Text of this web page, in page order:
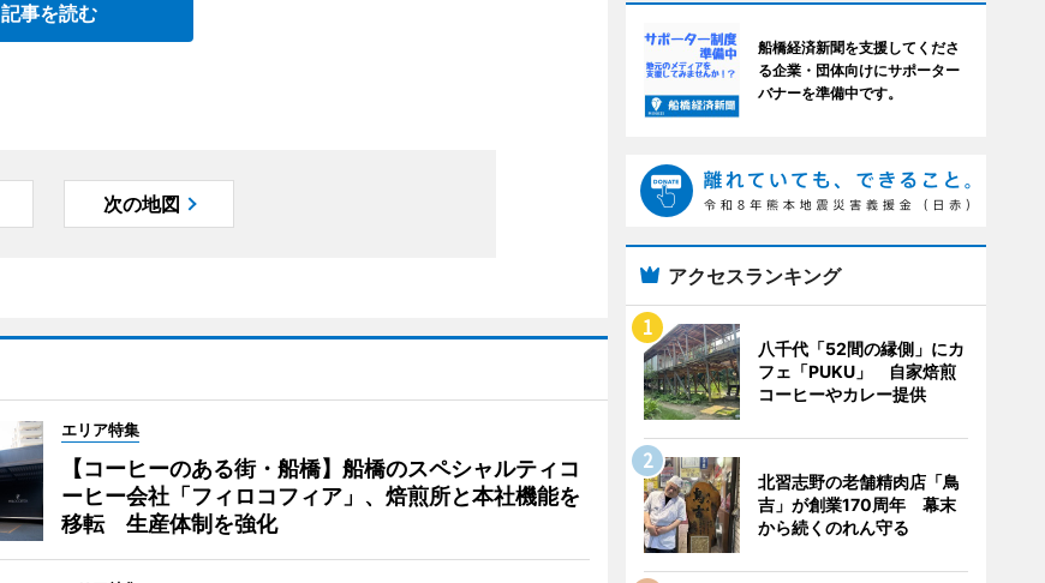
記事を読む
次の地図
エリア特集
【コーヒーのある街・船橋】船橋のスペシャルティコ
ーヒー会社「フィロコフィア」、焙煎所と本社機能を
移転 生産体制を強化
船橋経済新聞を支援してくださ
る企業・団体向けにサポーター
バナーを準備中です。
アクセスランキング
八千代「52間の縁側」にカ
フェ「PUKU」 自家焙煎
コーヒーやカレー提供
北習志野の老舗精肉店「鳥
吉」が創業170周年 幕末
から続くのれん守る